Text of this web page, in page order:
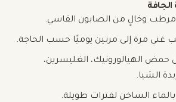
الجافة
وخالٍ من الصابون القاسي.
غني مرة إلى مرتين يوميًا حسب الحاجة.
حمض الهيالورونيك، الغليسرين،
الشيا.
الساخن لفترات طويلة.